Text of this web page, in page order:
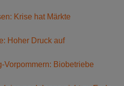
Krise hat Märkte
Hoher Druck auf
Vorpommern: Biobetriebe